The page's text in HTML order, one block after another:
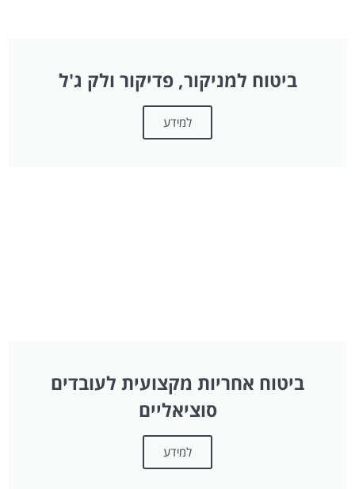
ביטוח למניקור, פדיקור ולק ג'ל
למידע
ביטוח אחריות מקצועית לעובדים
סוציאליים
למידע